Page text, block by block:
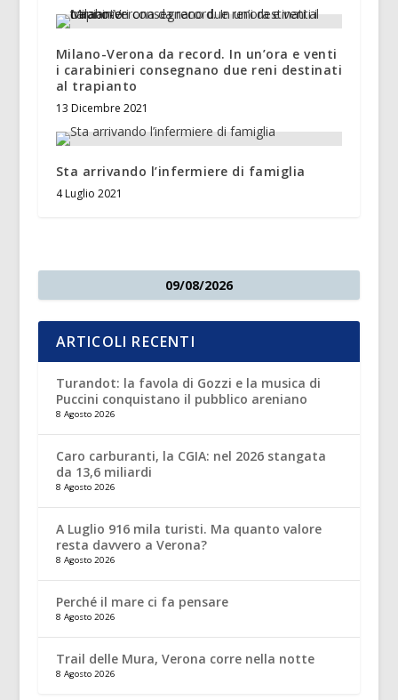
Milano-Verona da record. In un’ora e venti
i carabinieri consegnano due reni destinati
al trapianto
13 Dicembre 2021
Sta arrivando l’infermiere di famiglia
4 Luglio 2021
09/08/2026
ARTICOLI RECENTI
Turandot: la favola di Gozzi e la musica di
Puccini conquistano il pubblico areniano
8 Agosto 2026
Caro carburanti, la CGIA: nel 2026 stangata
da 13,6 miliardi
8 Agosto 2026
A Luglio 916 mila turisti. Ma quanto valore
resta davvero a Verona?
8 Agosto 2026
Perché il mare ci fa pensare
8 Agosto 2026
Trail delle Mura, Verona corre nella notte
8 Agosto 2026